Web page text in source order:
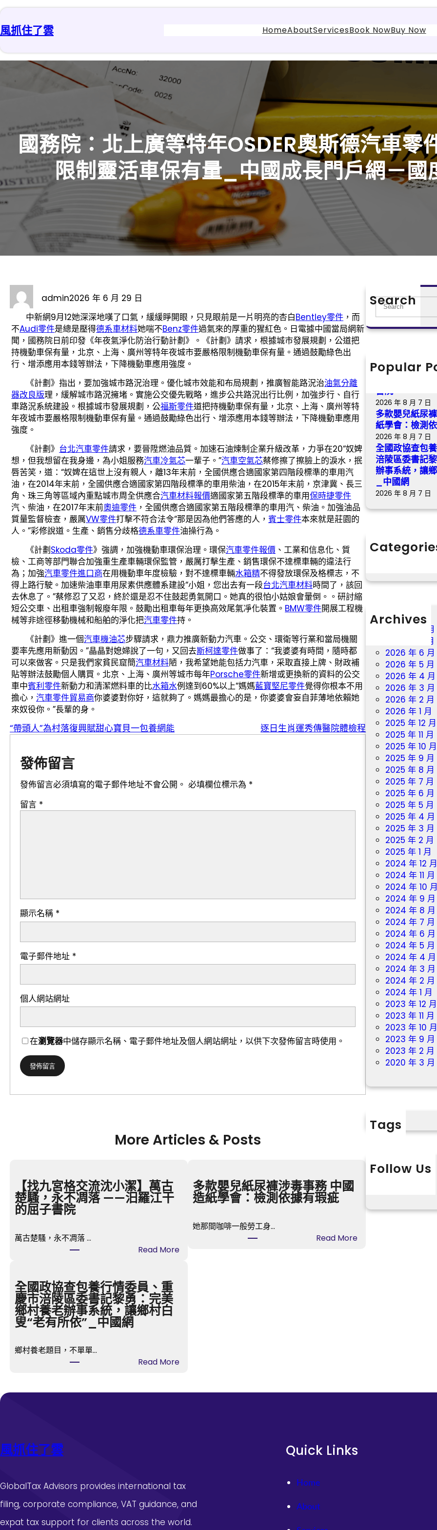
跳
主
內
容
風抓住了雲 HomeAboutServicesBook NowBuy Now
國務院：北上廣等特年OSDER奧斯德汽車零
限制靈活車保有量_中國成長門戶網－國
admin2026 年 6 月 29 日
中新網9月12她深深地嘆了口氣，緩緩睜開眼，只見眼前是一片明亮的杏白Bentley零件 ，而
不Audi零件是總是壓得德系車材料她喘不Benz零件過氣來的厚重的猩紅色。日電據中國當局網新
聞，國務院日前印發《年夜氣淨化防治行動計劃》。《計劃》請求，根據城市發展規劃，公道把
持機動車保有量，北京、上海、廣州等特年夜城市要嚴格限制機動車保有量。通過鼓勵綠色出
行、增添應用本錢等辦法，下降機動車應用強度。
《計劃》指出，要加強城市路況治理。優化城市效能和布局規劃，推廣智能路況治油氣分離
器改良版理，緩解城市路況擁堵。實施公交優先戰略，進步公共路況出行比例，加強步行、自行
車路況系統建設。根據城市發展規劃，公福斯零件道把持機動車保有量，北京、上海、廣州等特
年夜城市要嚴格限制機動車保有量。通過鼓勵綠色出行、增添應用本錢等辦法，下降機動車應用
強度。
《計劃》 台北汽車零件請求，要晉陞燃油品質。加速石油煉制企業升級改革，力爭在20“奴婢
想，但我想留在我身邊，為小姐服務汽車冷氣芯一輩子。”汽車空氣芯蔡修擦了擦臉上的淚水，抿
唇苦笑，道：“奴婢在這世上沒有親人，離13年末前，全國供應合適國家第四階段標準的車用汽
油，在2014年末前，全國供應合適國家第四階段標準的車用柴油，在2015年末前，京津冀、長三
角、珠三角等區域內重點城市周全供應合汽車材料報價適國家第五階段標準的車用保時捷零件
汽、柴油，在2017年末前奧迪零件 ，全國供應合適國家第五階段標準的車用汽、柴油。加強油品
質量監督檢查，嚴厲VW零件打擊不符合法令“那是因為他們答應的人， 賓士零件本來就是莊園的
人。”彩修說道。生產、銷售分歧格德系車零件油操行為。
《計劃Skoda零件》強調，加強機動車環保治理。環保汽車零件報價 、工業和信息化、質
檢、工商等部門聯合加強重生產車輛環保監管，嚴厲打擊生產、銷售環保不達標車輛的違法行
為；加強汽車零件進口商在用機動車年度檢驗，對不達標車輛水箱精不得發放環保及格標志，不
得上路行駛。加速柴油車車用尿素供應體系建設“小姐，您出去有一段台北汽車材料時間了，該回
去休息了。”蔡修忍了又忍，終於還是忍不住鼓起勇氣開口。她真的很怕小姑娘會暈倒。。研討縮
短公交車、出租車強制報廢年限。鼓勵出租車每年更換高效尾氣凈化裝置。 BMW零件開展工程機
械等非途徑移動機械和船舶的淨化把汽車零件持。
《計劃》進一個汽車機油芯步驟請求，鼎力推廣新動力汽車。公交、環衛等行業和當局機關
要率先應用新動因。”晶晶對媳婦說了一句，又回去斯柯達零件做事了：“我婆婆有時間，隨時都
可以來做客。只是我們家貧民窟簡汽車材料陋，我希望她能包括力汽車，采取直接上牌、財政補
貼等辦法鼓勵個人購買。北京、上海、廣州等城市每年Porsche零件新增或更換新的資料的公交
車中賓利零件新動力和清潔燃料車的比水箱水例達到60%以上“媽媽藍寶堅尼零件覺得你根本不用
擔心， 汽車零件貿易商你婆婆對你好，這就夠了。媽媽最擔心的是，你婆婆會妄自菲薄地依賴她
來奴役你。”長輩的身。
“帶頭人”為村落復興賦甜心寶貝一包養網能 逐日生肖運秀傳醫院體檢程
發佈留言
發佈留言必須填寫的電子郵件地址不會公開。 必填欄位標示為 *
留言 *
顯示名稱 *
電子郵件地址 *
個人網站網址
在瀏覽器中儲存顯示名稱、電子郵件地址及個人網站網址，以供下次發佈留言時使用。
More Articles & Posts
【找九宮格交流沈小潔】萬古
楚騷，永不凋落 ——汨羅江干
的屈子書院
萬古楚騷，永不凋落 …
Read More:
潔
萬
落
—
汨
多款嬰兒紙尿褲涉毒事務 中國
造紙學會：檢測依據有瑕疵
她那間咖啡一般勞工身…
Read More:
國
：
全國政協查包養行情委員、重
慶市涪陵區委書記黎勇：完美
鄉村養老辦事系統，讓鄉村白
叟“老有所依”_中國網
鄉村養老題目，不單單…
Read More:
員
、
慶
Search
S
e
a
h
Popular
【找九宮格交
書院
2026 年 8 月 7 日
多款嬰兒紙尿
紙學會：檢測
2026 年 8 月 7 日
全國政協查包
涪陵區委書記
辦事系統，讓
_中國網
2026 年 8 月 7 日
Archives
2026 年 8 月
2026 年 7 月
2026 年 6 月
2026 年 5 月
2026 年 4 月
2026 年 3 月
2026 年 2 月
2026 年 1 月
2025 年 12 月
2025 年 11 月
2025 年 10 月
2025 年 9 月
2025 年 8 月
2025 年 7 月
2025 年 6 月
2025 年 5 月
2025 年 4 月
2025 年 3 月
2025 年 2 月
2025 年 1 月
2024 年 12
2024 年 11 月
2024 年 10
2024 年 9 月
2024 年 8 月
2024 年 7 月
2024 年 6 月
2024 年 5 月
2024 年 4 月
2024 年 3 月
2024 年 2 月
2024 年 1 月
2023 年 12 月
2023 年 11 月
2023 年 10
2023 年 9 月
2023 年 2 月
2020 年 3 月
Tags
Follow Us
風抓住了雲
GlobalTax Advisors provides international tax
filing, corporate compliance, VAT guidance, and
expat tax support for clients across the world.
Quick Links
Home
About